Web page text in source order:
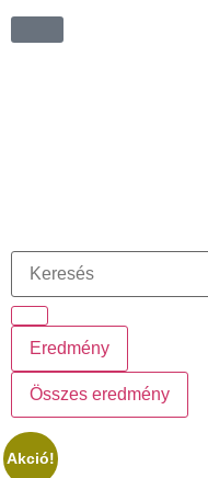
Eredmény
Összes eredmény
Akció!